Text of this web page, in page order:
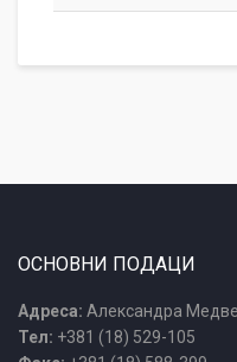
ОСНОВНИ ПОДАЦИ
Адреса: Александра
Тел: +381 (18) 529-105